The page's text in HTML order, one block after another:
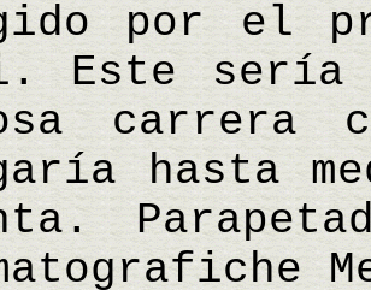
por el
Este sería
carrera
hasta